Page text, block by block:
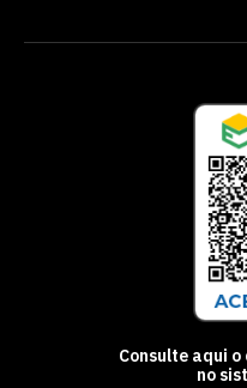
Consulte aqui
no